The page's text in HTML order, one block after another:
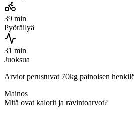
39 min
Pyöräilyä
31 min
Juoksua
Arviot perustuvat 70kg painoisen
Mainos
Mitä ovat kalorit ja ravintoarvot?